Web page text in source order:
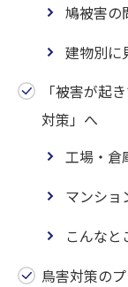
鳩被害の
建物別に
「被害が起
対策」へ
工場・倉
マンショ
こんな
鳥害対策の